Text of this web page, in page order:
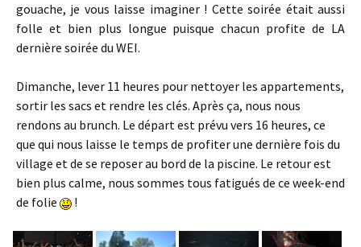
gouache, je vous laisse imaginer ! Cette soirée était aussi
folle et bien plus longue puisque chacun profite de LA
dernière soirée du WEI.
Dimanche, lever 11 heures pour nettoyer les appartements,
sortir les sacs et rendre les clés. Après ça, nous nous
rendons au brunch. Le départ est prévu vers 16 heures, ce
que qui nous laisse le temps de profiter une dernière fois du
village et de se reposer au bord de la piscine. Le retour est
bien plus calme, nous sommes tous fatigués de ce week-end
de folie
!